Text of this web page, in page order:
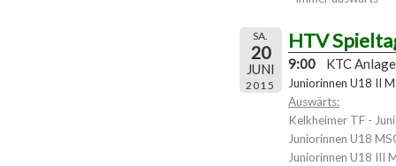
SA.
20
JUNI
2015
HTV
9:00 KTC Anlage
Juniorinnen U18 II
Auswärts:
Kelkheimer TF -
Juniorinnen U18
Juniorinnen U18 III